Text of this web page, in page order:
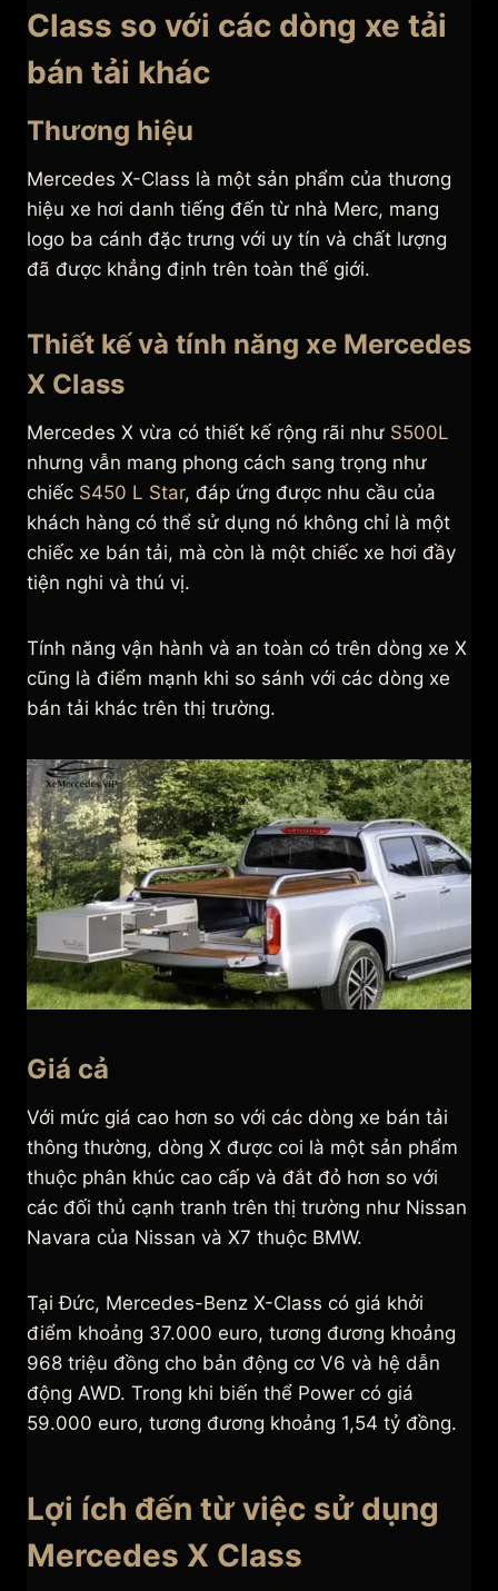
Class so với các dòng xe tải
bán tải khác
Thương hiệu
Mercedes X-Class là một sản phẩm của thương
hiệu xe hơi danh tiếng đến từ nhà Merc, mang
logo ba cánh đặc trưng với uy tín và chất lượng
đã được khẳng định trên toàn thế giới.
Thiết kế và tính năng xe Mercedes
X Class
Mercedes X vừa có thiết kế rộng rãi như S500L
nhưng vẫn mang phong cách sang trọng như
chiếc S450 L Star, đáp ứng được nhu cầu của
khách hàng có thể sử dụng nó không chỉ là một
chiếc xe bán tải, mà còn là một chiếc xe hơi đầy
tiện nghi và thú vị.
Tính năng vận hành và an toàn có trên dòng xe X
cũng là điểm mạnh khi so sánh với các dòng xe
bán tải khác trên thị trường.
Giá cả
Với mức giá cao hơn so với các dòng xe bán tải
thông thường, dòng X được coi là một sản phẩm
thuộc phân khúc cao cấp và đắt đỏ hơn so với
các đối thủ cạnh tranh trên thị trường như Nissan
Navara của Nissan và X7 thuộc BMW.
Tại Đức, Mercedes-Benz X-Class có giá khởi
điểm khoảng 37.000 euro, tương đương khoảng
968 triệu đồng cho bản động cơ V6 và hệ dẫn
động AWD. Trong khi biến thể Power có giá
59.000 euro, tương đương khoảng 1,54 tỷ đồng.
Lợi ích đến từ việc sử dụng
Mercedes X Class